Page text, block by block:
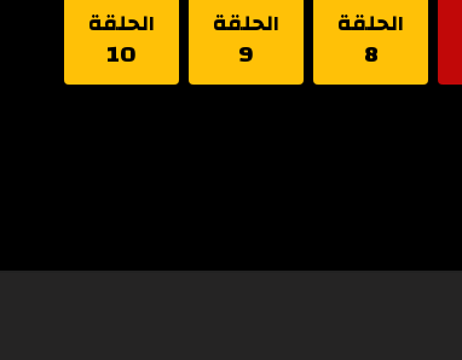
الحلقة
8
الحلقة
9
الحلقة
10